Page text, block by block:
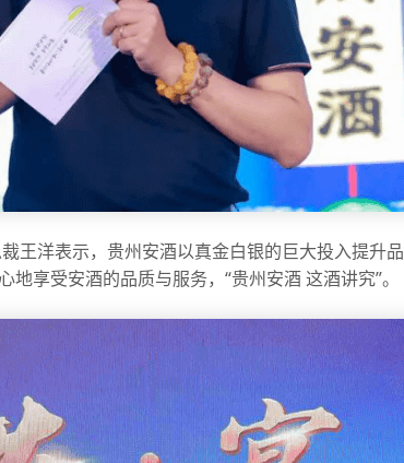
王洋表示，贵州安酒以真金白银的巨大投入提升
享受安酒的品质与服务，“贵州安酒 这酒讲究”。